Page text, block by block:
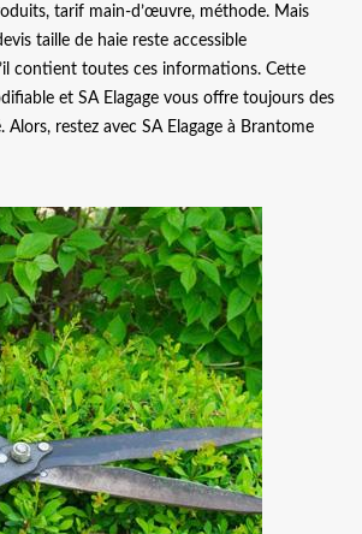
tarif main-d’œuvre, méthode. Mais
taille de haie reste accessible
contient toutes ces informations. Cette
et SA Elagage vous offre toujours des
restez avec SA Elagage à Brantome